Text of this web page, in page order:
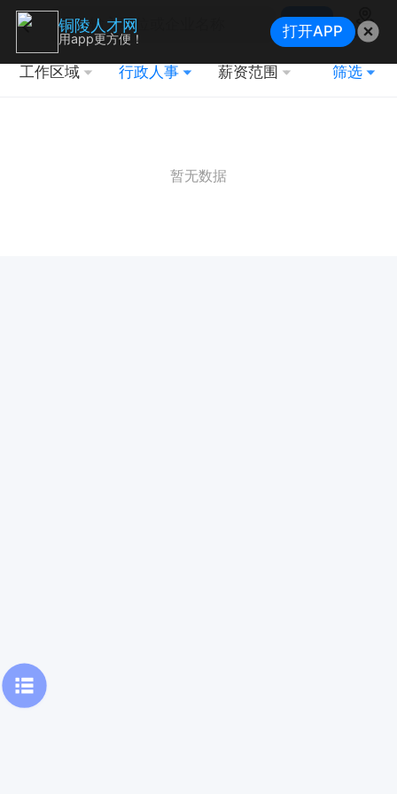
搜索
地图
工作区域 行政人事 薪资范围 筛选
暂无数据
铜陵人才网
用app更方便！ 打开APP